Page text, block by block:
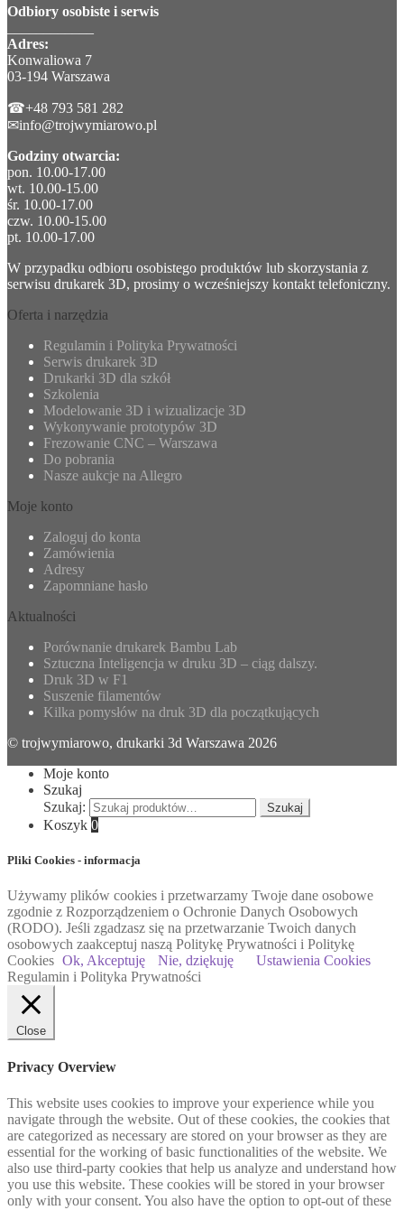
Odbiory osobiste i serwis
Adres:
Konwaliowa 7
03-194 Warszawa
☎+48 793 581 282
✉info@trojwymiarowo.pl
Godziny otwarcia:
pon. 10.00-17.00
wt. 10.00-15.00
śr. 10.00-17.00
czw. 10.00-15.00
pt. 10.00-17.00
W przypadku odbioru osobistego produktów lub skorzystania z
serwisu drukarek 3D, prosimy o wcześniejszy kontakt telefoniczny.
Oferta i narzędzia
Regulamin i Polityka Prywatności
Serwis drukarek 3D
Drukarki 3D dla szkół
Szkolenia
Modelowanie 3D i wizualizacje 3D
Wykonywanie prototypów 3D
Frezowanie CNC – Warszawa
Do pobrania
Nasze aukcje na Allegro
Moje konto
Zaloguj do konta
Zamówienia
Adresy
Zapomniane hasło
Aktualności
Porównanie drukarek Bambu Lab
Sztuczna Inteligencja w druku 3D – ciąg dalszy.
Druk 3D w F1
Suszenie filamentów
Kilka pomysłów na druk 3D dla początkujących
© trojwymiarowo, drukarki 3d Warszawa 2026
Moje konto
Szukaj
Szukaj:
Szukaj
Koszyk 0
Pliki Cookies - informacja
Używamy plików cookies i przetwarzamy Twoje dane osobowe
zgodnie z Rozporządzeniem o Ochronie Danych Osobowych
(RODO). Jeśli zgadzasz się na przetwarzanie Twoich danych
osobowych zaakceptuj naszą Politykę Prywatności i Politykę
Cookies Ok, Akceptuję Nie, dziękuję
Ustawienia Cookies
Regulamin i Polityka Prywatności
Close
Privacy Overview
This website uses cookies to improve your experience while you
navigate through the website. Out of these cookies, the cookies that
are categorized as necessary are stored on your browser as they are
essential for the working of basic functionalities of the website. We
also use third-party cookies that help us analyze and understand how
you use this website. These cookies will be stored in your browser
only with your consent. You also have the option to opt-out of these